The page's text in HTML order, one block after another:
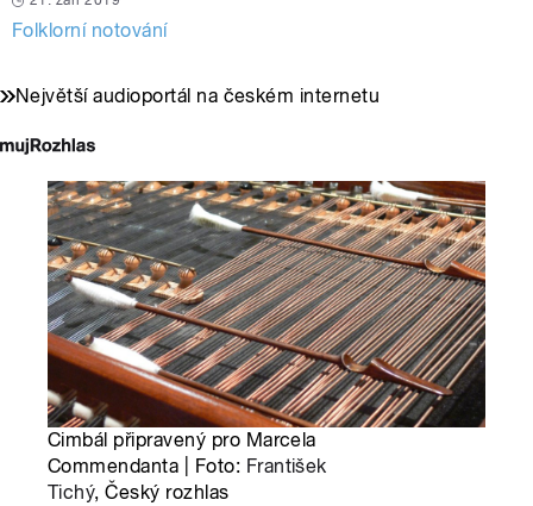
Folklorní notování
Největší audioportál na českém internetu
Cimbál připravený pro Marcela
Commendanta | Foto: František
Tichý, Český rozhlas